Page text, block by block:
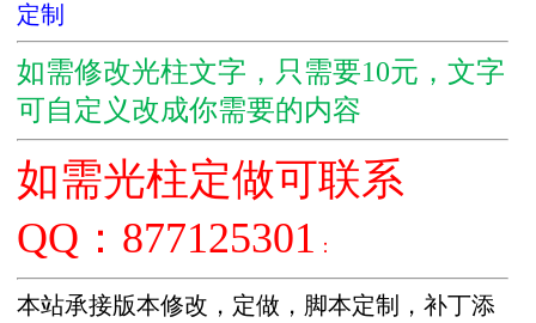
定制
如需修改光柱文字，只需要10元，文字
可自定义改成你需要的内容
如需光柱定做可联系
QQ：877125301 ：
本站承接版本修改，定做，脚本定制，补丁添